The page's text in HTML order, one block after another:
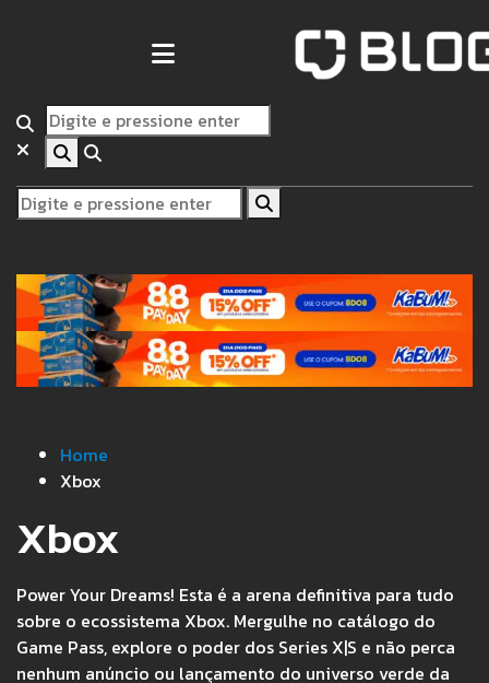
Home
Xbox
Xbox
Power Your Dreams! Esta é a arena definitiva para tudo
sobre o ecossistema Xbox. Mergulhe no catálogo do
Game Pass, explore o poder dos Series X|S e não perca
nenhum anúncio ou lançamento do universo verde da